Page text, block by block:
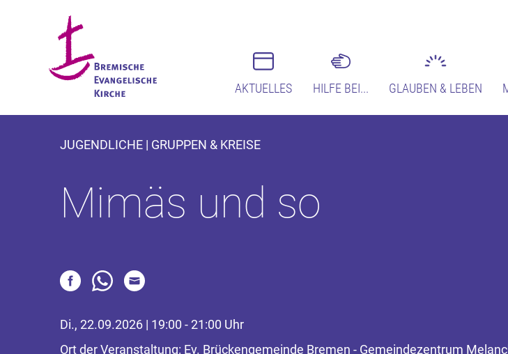
AKTUELLES HILFE BEI... GLAUBEN & LEBEN
JUGENDLICHE | GRUPPEN & KREISE
Mimäs und so
Di., 22.09.2026 | 19:00 - 21:00 Uhr
Ort der Veranstaltung: Ev. Brückengemeinde Bremen - Gemeindezentrum